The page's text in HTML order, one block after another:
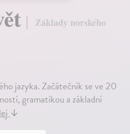
Základy norského
jazyka. Začátečník se ve 20
gramatikou a základní
↓